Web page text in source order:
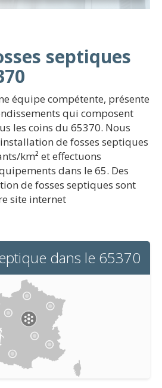
septiques
équipe compétente, présente
qui composent
les coins du 65370. Nous
de fosses septiques
km² et effectuons
dans le 65. Des
de fosses septiques sont
site internet
dans le 65370